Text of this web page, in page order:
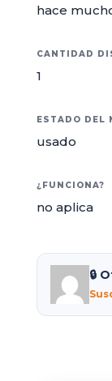
hace
CANTIDAD
1
ESTADO DEL
usado
¿FUNCIONA?
no aplica
🔒